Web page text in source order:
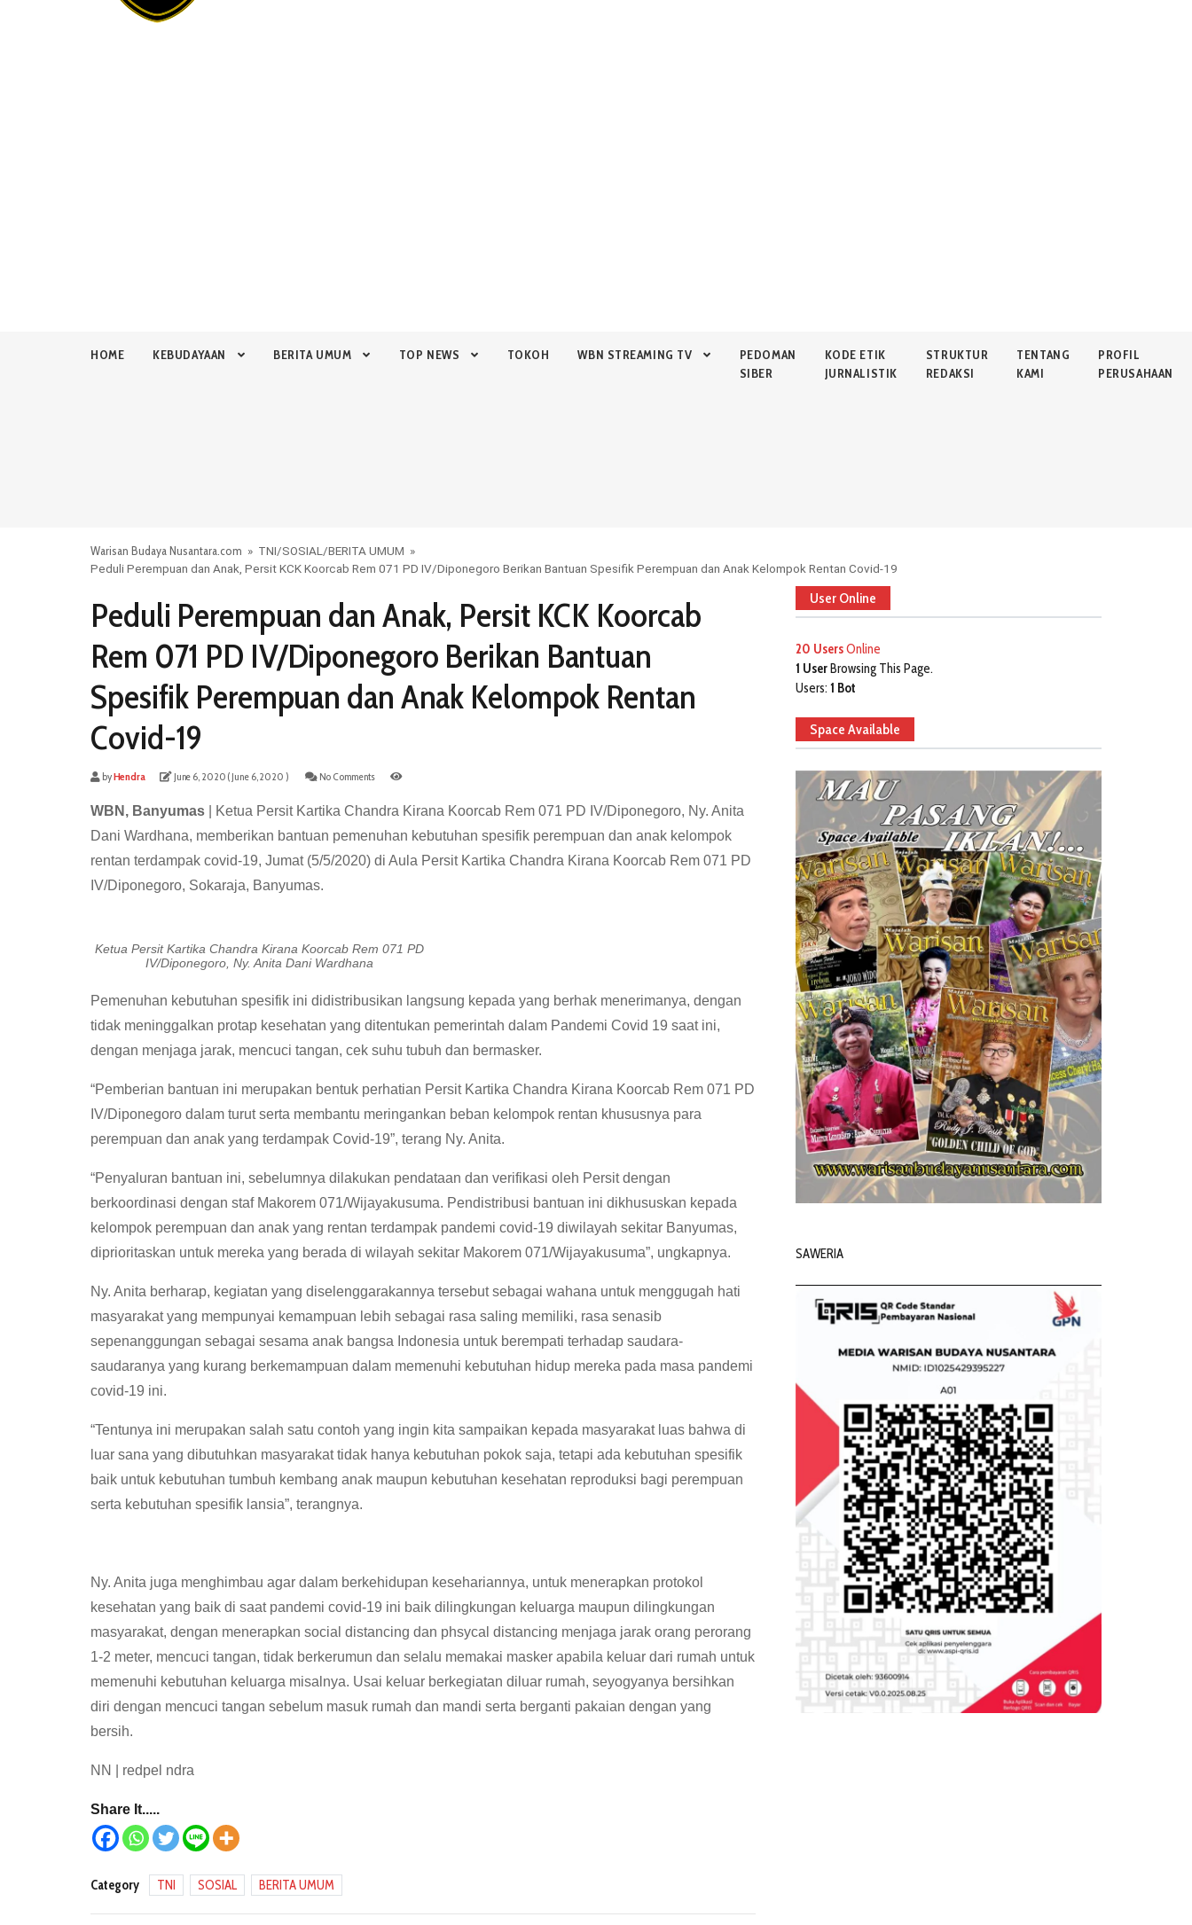
HOME KEBUDAYAAN BERITA UMUM TOP NEWS TOKOH WBN STREAMING TV
PEDOMAN
SIBER
KODE ETIK
JURNALISTIK
STRUKTUR
REDAKSI
TENTANG
KAMI
PROFIL
PERUSAHAAN
Warisan Budaya Nusantara.com » TNI/SOSIAL /BERITA UMUM »
Peduli Perempuan dan Anak, Persit KCK Koorcab Rem 071 PD IV/Diponegoro Berikan Bantuan Spesifik Perempuan dan Anak Kelompok Rentan Covid-19
Peduli Perempuan dan Anak, Persit KCK Koorcab
Rem 071 PD IV/Diponegoro Berikan Bantuan
Spesifik Perempuan dan Anak Kelompok Rentan
Covid-19
byHendra June 6, 2020 ( June 6, 2020 ) No Comments
WBN, Banyumas | Ketua Persit Kartika Chandra Kirana Koorcab Rem 071 PD IV/Diponegoro, Ny. Anita
Dani Wardhana, memberikan bantuan pemenuhan kebutuhan spesifik perempuan dan anak kelompok
rentan terdampak covid-19, Jumat (5/5/2020) di Aula Persit Kartika Chandra Kirana Koorcab Rem 071 PD
IV/Diponegoro, Sokaraja, Banyumas.
Ketua Persit Kartika Chandra Kirana Koorcab Rem 071 PD
IV/Diponegoro, Ny. Anita Dani Wardhana
Pemenuhan kebutuhan spesifik ini didistribusikan langsung kepada yang berhak menerimanya, dengan
tidak meninggalkan protap kesehatan yang ditentukan pemerintah dalam Pandemi Covid 19 saat ini,
dengan menjaga jarak, mencuci tangan, cek suhu tubuh dan bermasker.
“Pemberian bantuan ini merupakan bentuk perhatian Persit Kartika Chandra Kirana Koorcab Rem 071 PD
IV/Diponegoro dalam turut serta membantu meringankan beban kelompok rentan khususnya para
perempuan dan anak yang terdampak Covid-19”, terang Ny. Anita.
“Penyaluran bantuan ini, sebelumnya dilakukan pendataan dan verifikasi oleh Persit dengan
berkoordinasi dengan staf Makorem 071/Wijayakusuma. Pendistribusi bantuan ini dikhususkan kepada
kelompok perempuan dan anak yang rentan terdampak pandemi covid-19 diwilayah sekitar Banyumas,
diprioritaskan untuk mereka yang berada di wilayah sekitar Makorem 071/Wijayakusuma”, ungkapnya.
Ny. Anita berharap, kegiatan yang diselenggarakannya tersebut sebagai wahana untuk menggugah hati
masyarakat yang mempunyai kemampuan lebih sebagai rasa saling memiliki, rasa senasib
sepenanggungan sebagai sesama anak bangsa Indonesia untuk berempati terhadap saudara-
saudaranya yang kurang berkemampuan dalam memenuhi kebutuhan hidup mereka pada masa pandemi
covid-19 ini.
“Tentunya ini merupakan salah satu contoh yang ingin kita sampaikan kepada masyarakat luas bahwa di
luar sana yang dibutuhkan masyarakat tidak hanya kebutuhan pokok saja, tetapi ada kebutuhan spesifik
baik untuk kebutuhan tumbuh kembang anak maupun kebutuhan kesehatan reproduksi bagi perempuan
serta kebutuhan spesifik lansia”, terangnya.
Ny. Anita juga menghimbau agar dalam berkehidupan kesehariannya, untuk menerapkan protokol
kesehatan yang baik di saat pandemi covid-19 ini baik dilingkungan keluarga maupun dilingkungan
masyarakat, dengan menerapkan social distancing dan phsycal distancing menjaga jarak orang perorang
1-2 meter, mencuci tangan, tidak berkerumun dan selalu memakai masker apabila keluar dari rumah untuk
memenuhi kebutuhan keluarga misalnya. Usai keluar berkegiatan diluar rumah, seyogyanya bersihkan
diri dengan mencuci tangan sebelum masuk rumah dan mandi serta berganti pakaian dengan yang
bersih.
NN | redpel ndra
Share It.....
Category TNI SOSIAL BERITA UMUM
User Online
20 UsersOnline
1 UserBrowsing This Page.
Users: 1 Bot
Space Available
SAWERIA